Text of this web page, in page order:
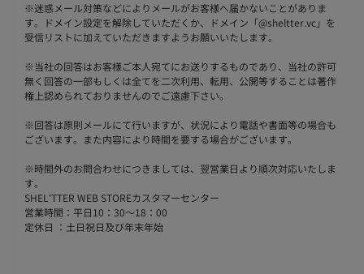
※迷惑メール対策などによりメールがお客様へ届かないことがありま
す。ドメイン設定を解除していただくか、ドメイン「@sheltter.vc」を
受信リストに加えていただきますようお願いいたします。
※当社の回答はお客様ご本人宛てにお送りするものであり、当社の許可
無く回答の一部もしくは全てを二次利用、転用、公開等することは著作
権上認められておりませんのでご遠慮下さい。
※回答は原則メールにて行いますが、状況により電話や書面等の場合も
ございます。また内容により時間を要する場合がございます。
※時間外のお問合わせにつきましては、翌営業日より順次対応いたしま
す。
SHEL'TTER WEB STOREカスタマーセンター
営業時間：平日10：30～18：00
定休日 ：土日祝日及び年末年始